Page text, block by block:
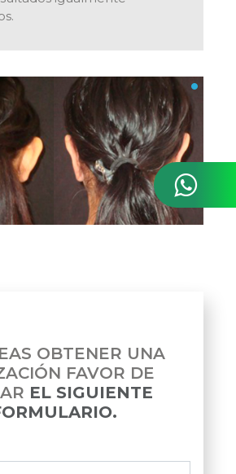
OBTENER UNA
FAVOR DE
EL SIGUIENTE